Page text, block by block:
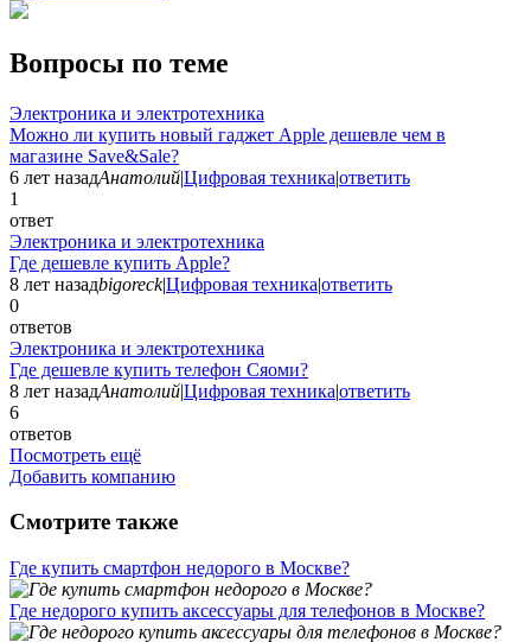
Вопросы по теме
Электроника и электротехника
Можно ли купить новый гаджет Apple дешевле чем в
магазине Save&Sale?
6 лет назадАнатолий|Цифровая техника|ответить
1
ответ
Электроника и электротехника
Где дешевле купить Apple?
8 лет назадbigoreck|Цифровая техника|ответить
0
ответов
Электроника и электротехника
Где дешевле купить телефон Сяоми?
8 лет назадАнатолий|Цифровая техника|ответить
6
ответов
Посмотреть ещё
Добавить компанию
Смотрите также
Где купить смартфон недорого в Москве?
Где недорого купить аксессуары для телефонов в Москве?